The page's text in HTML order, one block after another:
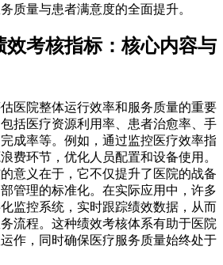
质量与患者满意度的全面提升。
效考核指标：核心内容与
医院整体运行效率和服务质量的重要
括医疗资源利用率、患者治愈率、手
成率等。例如，通过监控医疗效率指
费环节，优化人员配置和设备使用。
意义在于，它不仅提升了医院的战备
管理的标准化。在实际应用中，许多
监控系统，实时跟踪绩效数据，从而
流程。这种绩效考核体系有助于医院
作，同时确保医疗服务质量始终处于